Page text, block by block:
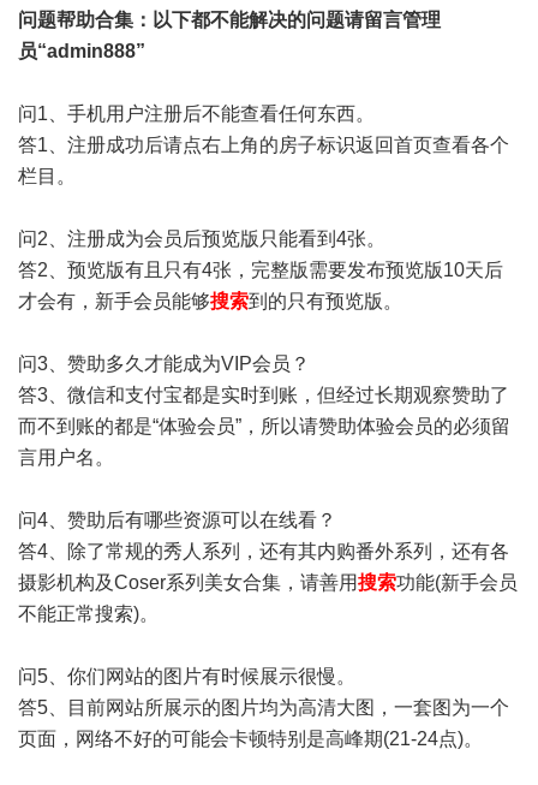
问题帮助合集 ：以下都不能解决的问题请留言管理
员“admin888”
问1、手机用户注册后不能查看任何东西。
答1、注册成功后请点右上角的房子标识返回首页查看各个
栏目。
问2、注册成为会员后预览版只能看到4张。
答2、预览版有且只有4张，完整版需要发布预览版10天后
才会有，新手会员能够搜索到的只有预览版。
问3、赞助多久才能成为VIP会员？
答3、微信和支付宝都是实时到账，但经过长期观察赞助了
而不到账的都是“体验会员”，所以请赞助体验会员的必须留
言用户名。
问4、赞助后有哪些资源可以在线看？
答4、除了常规的秀人系列，还有其内购番外系列，还有各
摄影机构及Coser系列美女合集，请善用搜索功能(新手会员
不能正常搜索)。
问5、你们网站的图片有时候展示很慢。
答5、目前网站所展示的图片均为高清大图，一套图为一个
页面，网络不好的可能会卡顿特别是高峰期(21-24点)。